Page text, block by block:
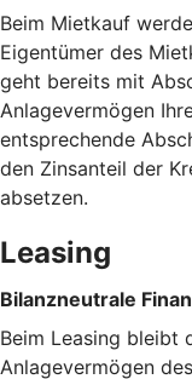
Beim Mietkauf
Eigentümer des
geht bereits mit
Anlagevermögen
entsprechende
den Zinsanteil der
absetzen.
Leasing
Bilanzneutrale
Beim Leasing bleibt
Anlagevermögen